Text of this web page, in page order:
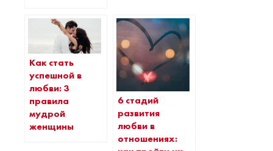
Как стать
успешной в
любви: 3
правила
мудрой
женщины
6 стадий
развития
любви в
отношениях: